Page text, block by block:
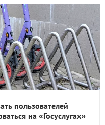
пользователей
на «Госуслугах»